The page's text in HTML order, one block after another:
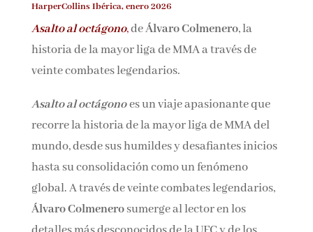
HarperCollins Ibérica, enero 2026
Asalto al octágono,deÁlvaro Colmenero, la
historia de la mayor liga de MMA a través de
veinte combates legendarios.
Asalto al octágonoes un viaje apasionante que
recorre la historia de la mayor liga de MMA del
mundo, desde sus humildes y desafiantes
inicios hasta su consolidación como un
fenómeno global. A través de veinte combates
legendarios,Álvaro Colmenerosumerge al
Únete a nuestra comunidad de amantes de la
reseñas directamente en tu bandeja de entrada.
Por favor, acepta lostérminos y condiciones